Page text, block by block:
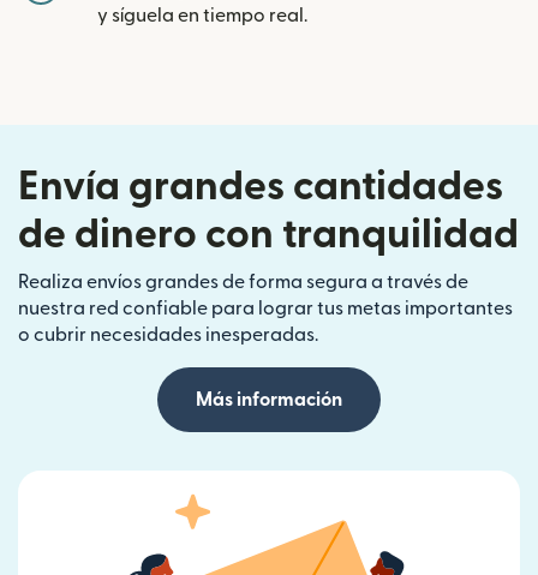
y síguela en tiempo real.
Envía grandes cantidades
de dinero con tranquilidad
Realiza envíos grandes de forma segura a través de
nuestra red confiable para lograr tus metas importantes
o cubrir necesidades inesperadas.
Más información